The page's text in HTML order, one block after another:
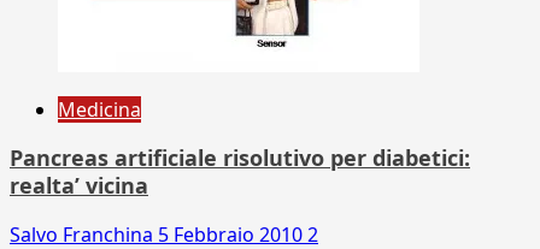
Medicina
Pancreas artificiale risolutivo per diabetici:
realta’ vicina
Salvo Franchina 5 Febbraio 20102